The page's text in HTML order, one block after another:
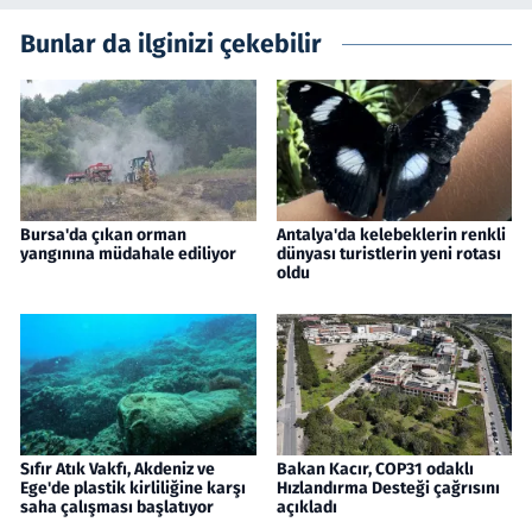
Bunlar da ilginizi çekebilir
Bursa'da çıkan orman
yangınına müdahale ediliyor
Antalya'da kelebeklerin renkli
dünyası turistlerin yeni rotası
oldu
Sıfır Atık Vakfı, Akdeniz ve
Ege'de plastik kirliliğine karşı
saha çalışması başlatıyor
Bakan Kacır, COP31 odaklı
Hızlandırma Desteği çağrısını
açıkladı